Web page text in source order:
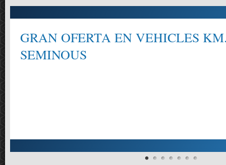
GRAN OFERTA EN VEHICLES
SEMINOUS